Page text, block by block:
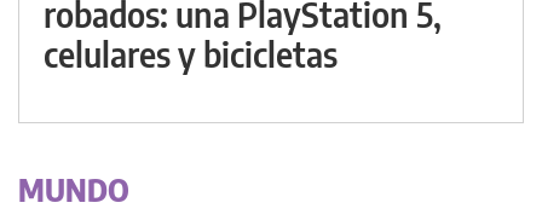
robados: una PlayStation 5,
celulares y bicicletas
MUNDO